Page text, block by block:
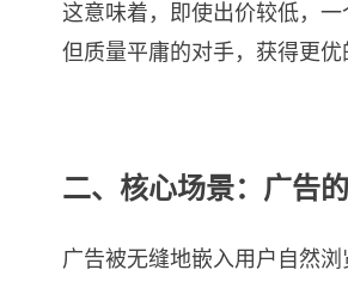
这意味着，即使出价较低，
但质量平庸的对手，获得更优
二、核心场景：广告
广告被无缝地嵌入用户自然